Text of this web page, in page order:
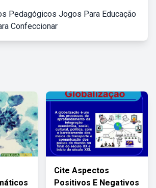
Pedagógicos Jogos Para Educação
Confeccionar
Cite Aspectos
Positivos E Negativos